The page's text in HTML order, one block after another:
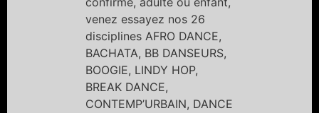
venez essayez nos 26
disciplines AFRO DANCE,
BACHATA, BB DANSEURS,
BOOGIE, LINDY HOP,
BREAK DANCE,
CONTEMP’URBAIN, DANCE